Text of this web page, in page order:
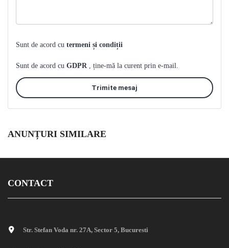
Sunt de acord cu termeni și condiții
Sunt de acord cu GDPR , ține-mă la curent prin e-mail.
Trimite mesaj
ANUNȚURI SIMILARE
CONTACT
Str. Stefan Voda nr. 27A, Sector 5, Bucuresti